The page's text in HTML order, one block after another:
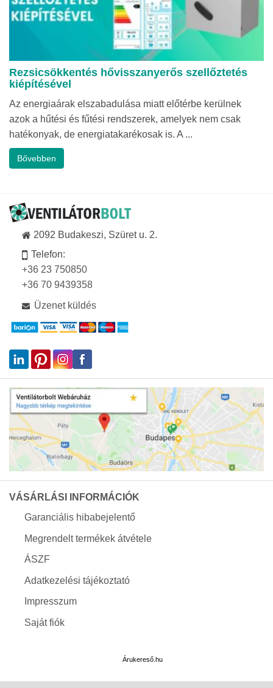
Rezsicsökkentés hővisszanyerős szellőztetés
kiépítésével
Az energiaárak elszabadulása miatt előtérbe kerülnek
azok a hűtési és fűtési rendszerek, amelyek nem csak
hatékonyak, de energiatakarékosak is. A ...
Bővebben
2092 Budakeszi, Szüret u. 2.
Telefon:
+36 23 750850
+36 70 9439358
Üzenet küldés
VÁSÁRLÁSI INFORMÁCIÓK
Garanciális hibabejelentő
Megrendelt termékek átvétele
ÁSZF
Adatkezelési tájékoztató
Impresszum
Saját fiók
Árukereső.hu